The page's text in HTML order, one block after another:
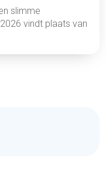
slimme
vindt plaats van